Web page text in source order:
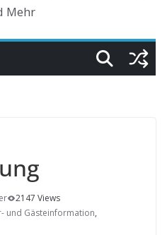
Mehr
2147 Views
und Gästeinformation,